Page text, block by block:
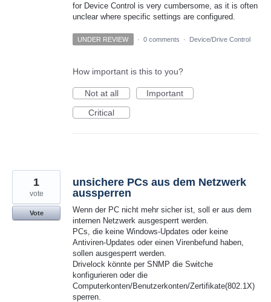
for Device Control is very cumbersome, as it is often
unclear where specific settings are configured.
UNDER REVIEW · 0 comments · Device/Drive Control
How important is this to you?
Not at all
Important
Critical
unsichere PCs aus dem Netzwerk
aussperren
Wenn der PC nicht mehr sicher ist, soll er aus dem
internen Netzwerk ausgesperrt werden.
PCs, die keine Windows-Updates oder keine
Antiviren-Updates oder einen Virenbefund haben,
sollen ausgesperrt werden.
Drivelock könnte per SNMP die Switche
konfigurieren oder die
Computerkonten/Benutzerkonten/Zertifikate(802.1X)
sperren.
1
vote
Vote